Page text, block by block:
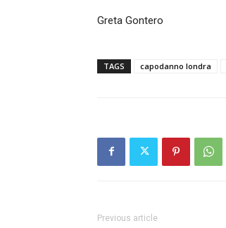
Greta Gontero
TAGS capodanno londra
Previous article